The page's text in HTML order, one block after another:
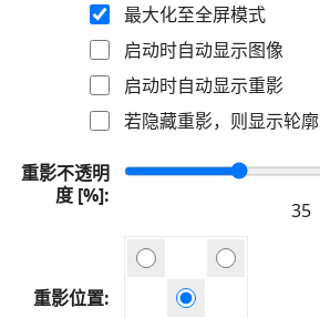
最大化至全屏模式
启动时自动显示图像
启动时自动显示重影
若隐藏重影，则显示轮廓
重影不透明
度 [%]
重影位置